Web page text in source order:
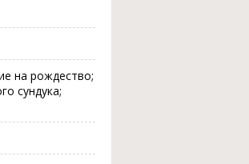
на рождество;
сундука;